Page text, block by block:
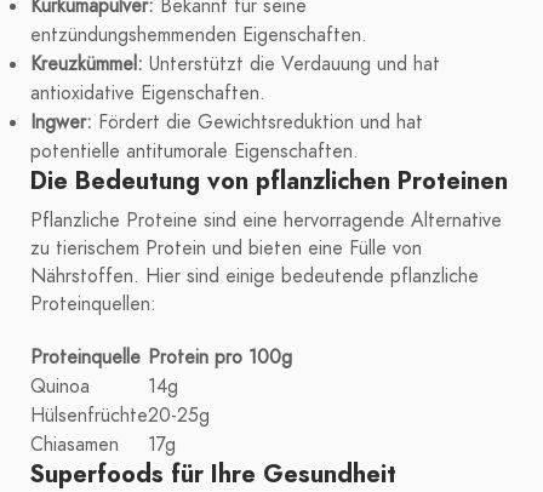
Kurkumapulver: Bekannt für seine
entzündungshemmenden Eigenschaften.
Kreuzkümmel: Unterstützt die Verdauung und hat
antioxidative Eigenschaften.
Ingwer: Fördert die Gewichtsreduktion und hat
potentielle antitumorale Eigenschaften.
Die Bedeutung von pflanzlichen Proteinen
Pflanzliche Proteine sind eine hervorragende Alternative
zu tierischem Protein und bieten eine Fülle von
Nährstoffen. Hier sind einige bedeutende pflanzliche
Proteinquellen:
Proteinquelle Protein pro 100g
Quinoa
14g
Hülsenfrüchte20-25g
Chiasamen
17g
Superfoods für Ihre Gesundheit